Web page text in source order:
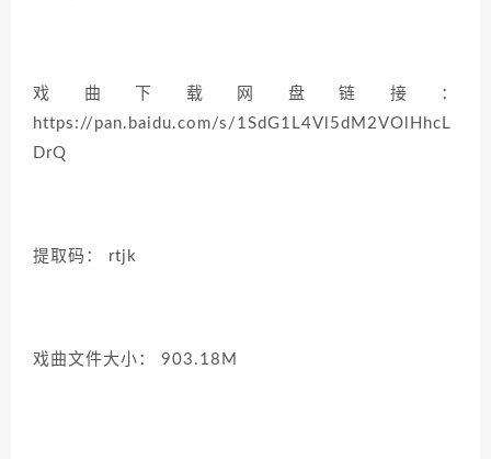
戏曲下载网盘链接：
https://pan.baidu.com/s/1SdG1L4Vl5dM2VOlHhcL
DrQ
提取码： rtjk
戏曲文件大小： 903.18M